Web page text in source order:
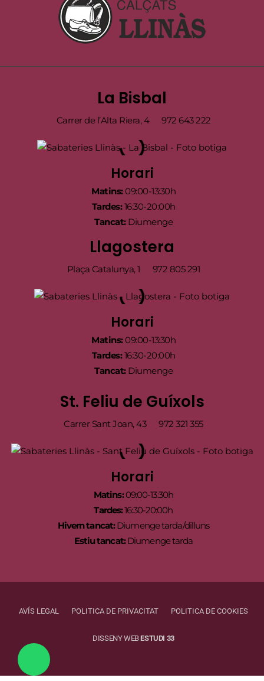
La Bisbal
Carrer de l’Alta Riera, 4 972 643 222
Horari
Matins:09:00-13:30h
Tardes:16:30-20:00h
Tancat:Diumenge
Llagostera
Plaça Catalunya, 1 972 805 291
Horari
Matins:09:00-13:30h
Tardes:16:30-20:00h
Tancat:Diumenge
St. Feliu de Guíxols
Carrer Sant Joan, 43 972 321 355
Horari
Matins:09:00-13:30h
Tardes:16:30-20:00h
Hivern tancat:Diumenge tarda/dilluns
Estiu tancat:Diumenge tarda
AVÍS LEGAL POLITICA DE PRIVACITAT POLITICA DE COOKIES
DISSENY WEBESTUDI 33